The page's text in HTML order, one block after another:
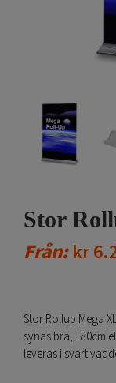
Stor
Från:kr
Stor Rollup Mega
synas bra, 180cm
leveras i svart